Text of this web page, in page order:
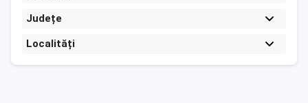
Județe
Localități